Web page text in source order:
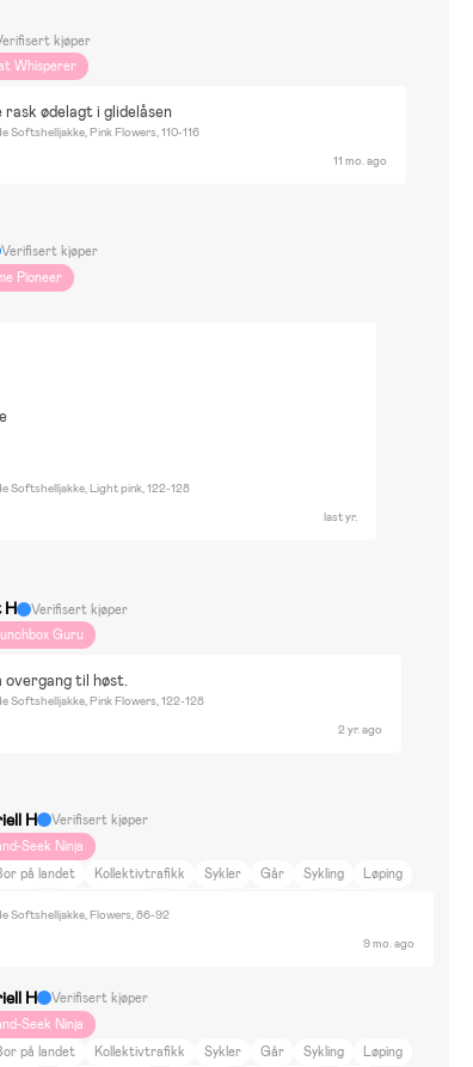
kjøper
Whisperer
ødelagt i glidelåsen
Softshelljakke, Pink Flowers, 110-116
11 mo. ago
Verifisert kjøper
Pioneer
Softshelljakke, Light pink, 122-128
last yr.
H
Verifisert kjøper
Guru
overgang til høst.
Softshelljakke, Pink Flowers, 122-128
2 yr. ago
H
Verifisert kjøper
Seek Ninja
på landet Kollektivtrafikk Sykler Går Sykling
Løping
Gaming
Softshelljakke, Flowers, 86-92
9 mo. ago
H
Verifisert kjøper
Seek Ninja
på landet Kollektivtrafikk Sykler Går Sykling
Løping